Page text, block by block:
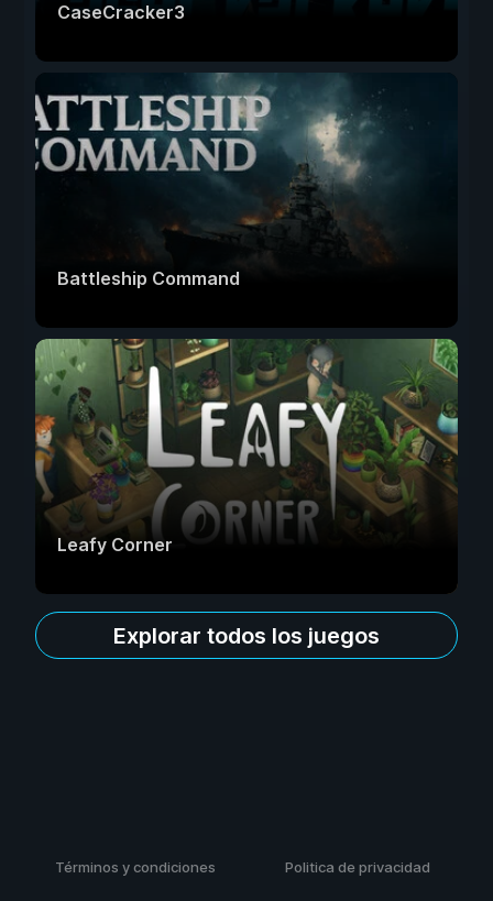
CaseCracker3
Battleship Command
Leafy Corner
Explorar todos los juegos
Términos y condiciones Politica de privacidad